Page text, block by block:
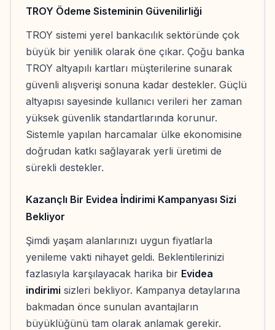
TROY Ödeme Sisteminin Güvenilirliği
TROY sistemi yerel bankacılık sektöründe çok
büyük bir yenilik olarak öne çıkar. Çoğu banka
TROY altyapılı kartları müşterilerine sunarak
güvenli alışverişi sonuna kadar destekler. Güçlü
altyapısı sayesinde kullanıcı verileri her zaman
yüksek güvenlik standartlarında korunur.
Sistemle yapılan harcamalar ülke ekonomisine
doğrudan katkı sağlayarak yerli üretimi de
sürekli destekler.
Kazançlı Bir Evidea İndirimi Kampanyası Sizi
Bekliyor
Şimdi yaşam alanlarınızı uygun fiyatlarla
yenileme vakti nihayet geldi. Beklentilerinizi
fazlasıyla karşılayacak harika bir Evidea
indirimi sizleri bekliyor. Kampanya detaylarına
bakmadan önce sunulan avantajların
büyüklüğünü tam olarak anlamak gerekir.